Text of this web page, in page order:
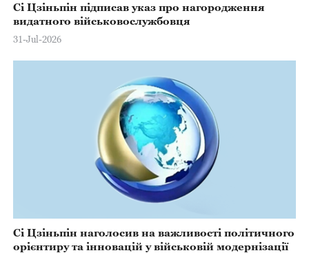
Сі Цзіньпін підписав указ про нагородження
видатного військовослужбовця
31-Jul-2026
Сі Цзіньпін наголосив на важливості політичного
орієнтиру та інновацій у військовій модернізації